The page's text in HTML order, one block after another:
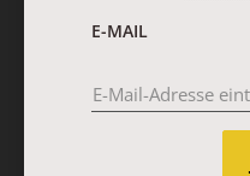
E-MAIL